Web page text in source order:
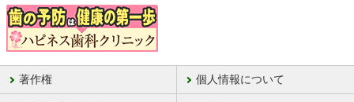
著作権 個人情報について